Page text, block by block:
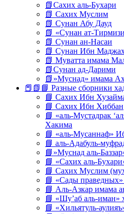
📗Сахих аль-Бухари
📗 Сахих Муслим
📗 Сунан Абу Дауд
📗 «Сунан ат-
📗 Сунан ан-Насаи
📗 Сунан Ибн
📗 Муватта имама
📗Сунан ад-Дарими
📗»Муснад» имама
📕📗📘 Разные сборники
📘 Сахих Ибн
📘 Сахих Ибн Хиббан
📘 «аль-Мустадрак
Хакима
📘 «аль-Мусаннаф»
📘 аль-Адабуль-
📘»Муснад аль-
📘 «Сахих аль-
📘 Сахих Муслим
📘 «Сады
📘 Аль-Азкар имама
📘 «Шу’аб аль-иман»
📘 «Хильятуль-